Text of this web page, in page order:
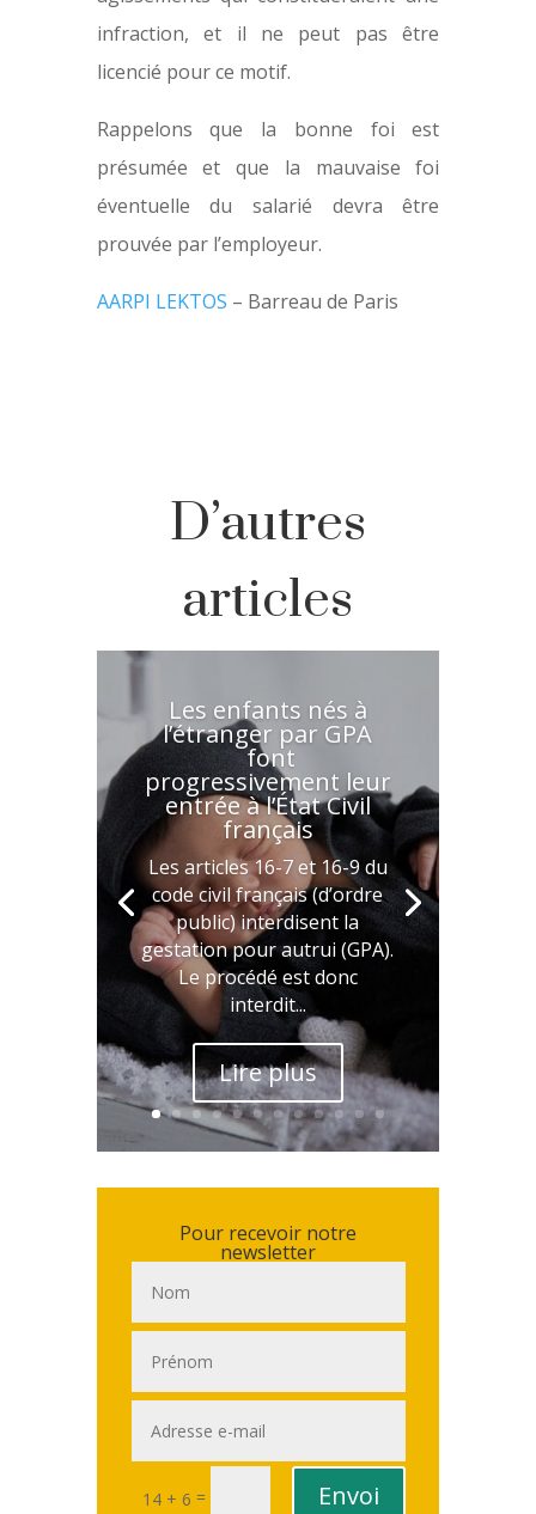
infraction, et il ne peut pas être
licencié pour ce motif.
Rappelons que la bonne foi est
présumée et que la mauvaise foi
éventuelle du salarié devra être
prouvée par l’employeur.
AARPI LEKTOS – Barreau de Paris
D’autres
articles
Les enfants nés à
l’étranger par GPA
font
progressivement leur
entrée à l’État Civil
français
Les articles 16-7 et 16-9 du
code civil français (d’ordre
public) interdisent la
gestation pour autrui (GPA).
Le procédé est donc
interdit...
Lire plus
Pour recevoir notre
newsletter
14 + 6 = Envoi